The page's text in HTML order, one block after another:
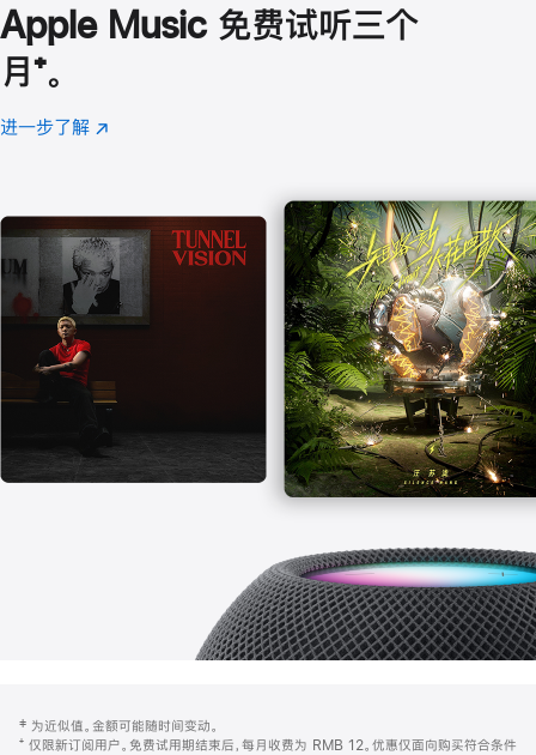
Apple Music 免费试听三个
月 脚
注
⁺。
进一步了解 Apple
(在
口
中
打
开)
页
注
‡ 为近似值。金额可能随时间变动。
⁺ 仅限新订阅用户。免费试用期结束后，每月收费为 RMB 12。优惠仅面向购买符合条件